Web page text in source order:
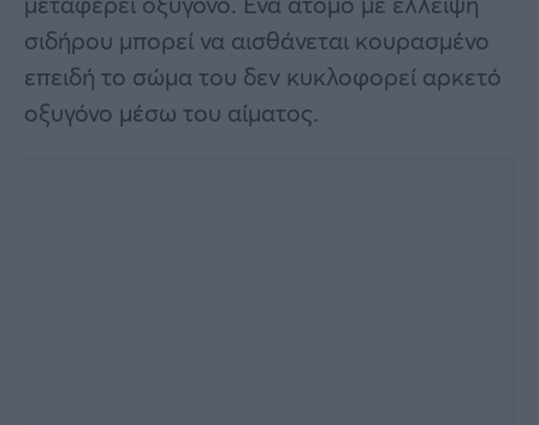
σιδήρου μπορεί να αισθάνεται κουρασμένο
επειδή το σώμα του δεν κυκλοφορεί αρκετό
οξυγόνο μέσω του αίματος.